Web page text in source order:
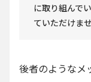
に取り組んで
ていただけま
後者のようなメ